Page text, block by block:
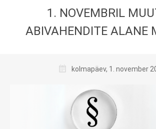
1. NOVEMBRIL
ABIVAHENDITE ALANE
kolmapäev, 1. november